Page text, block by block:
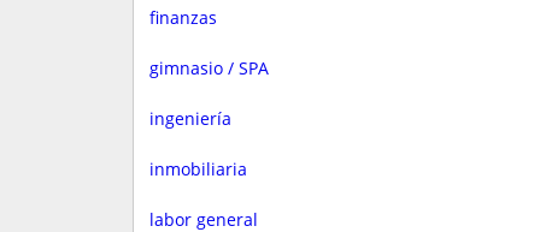
finanzas
gimnasio / SPA
ingeniería
inmobiliaria
labor general